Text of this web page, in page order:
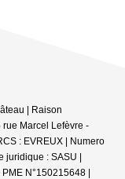
| Raison
Marcel Lefèvre -
: EVREUX | Numero
juridique : SASU |
N°150215648 |